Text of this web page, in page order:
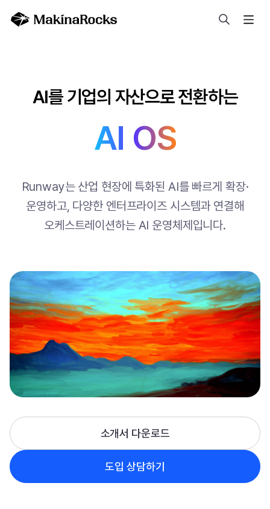
AI를 기업의 자산으로 전환하는
AI OS
Runway는 산업 현장에 특화된 AI를 빠르게 확장·
운영하고, 다양한 엔터프라이즈 시스템과 연결해
오케스트레이션하는 AI 운영체제입니다.
소개서 다운로드
도입 상담하기